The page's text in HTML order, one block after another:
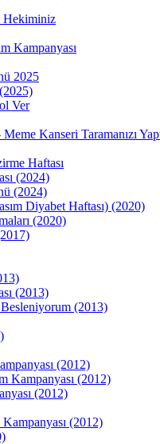
Hekiminiz
Kampanyası
2025
Ver
Kanseri Taramanızı
Haftası
(2024)
(2024)
Diyabet Haftası) (2020)
(2020)
(2013)
(2013)
(2012)
Kampanyası (2012)
(2012)
(2012)